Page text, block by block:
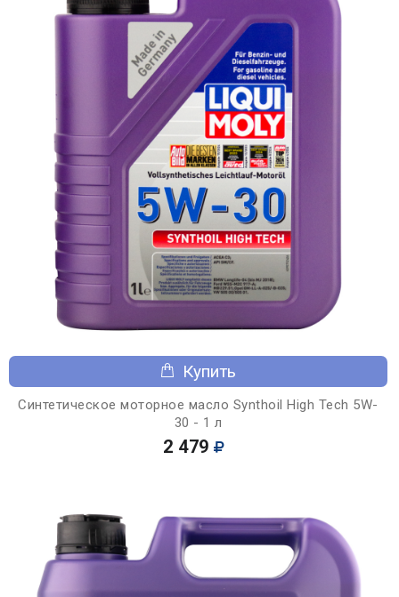
Купить
Синтетическое моторное масло Synthoil High Tech 5W-
30 - 1 л
2 479